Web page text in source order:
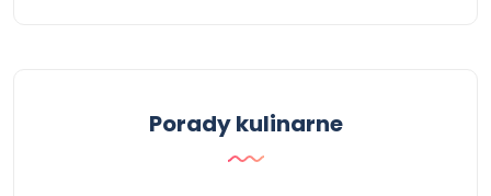
Porady kulinarne